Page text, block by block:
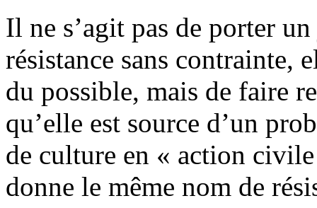
Il ne s’agit pas de porter
résistance sans contrainte,
du possible, mais de faire
qu’elle est source d’un
de culture en « action
donne le même nom de